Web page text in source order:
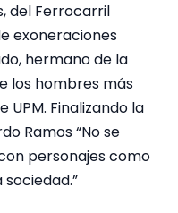
del Ferrocarril
exoneraciones
hermano de la
los hombres más
UPM. Finalizando la
Ramos “No se
personajes como